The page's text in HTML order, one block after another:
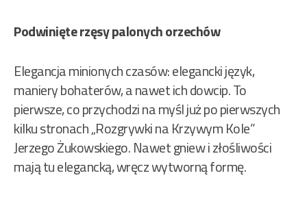
Podwinięte rzęsy palonych orzechów
Elegancja minionych czasów: elegancki język,
maniery bohaterów, a nawet ich dowcip. To
pierwsze, co przychodzi na myśl już po pierwszych
kilku stronach „Rozgrywki na Krzywym Kole”
Jerzego Żukowskiego. Nawet gniew i złośliwości
mają tu elegancką, wręcz wytworną formę.